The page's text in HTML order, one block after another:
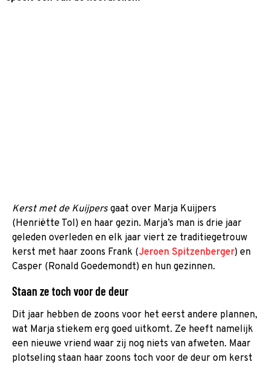
Kerst met de Kuijpers gaat over Marja Kuijpers
(Henriëtte Tol) en haar gezin. Marja’s man is drie jaar
geleden overleden en elk jaar viert ze traditiegetrouw
kerst met haar zoons Frank (Jeroen Spitzenberger) en
Casper (Ronald Goedemondt) en hun gezinnen.
Staan ze toch voor de deur
Dit jaar hebben de zoons voor het eerst andere plannen,
wat Marja stiekem erg goed uitkomt. Ze heeft namelijk
een nieuwe vriend waar zij nog niets van afweten. Maar
plotseling staan haar zoons toch voor de deur om kerst